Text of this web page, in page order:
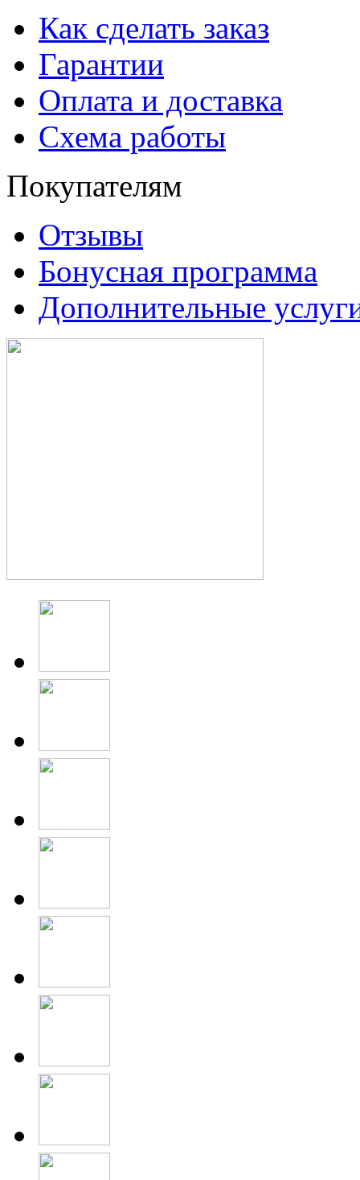
Как сделать заказ
Гарантии
Оплата и доставка
Схема работы
Покупателям
Отзывы
Бонусная программа
Дополнительные